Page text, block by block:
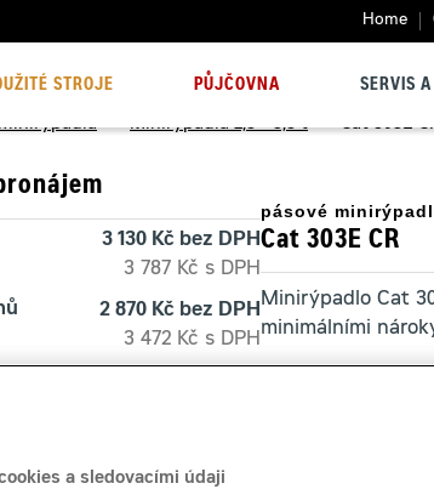
Home
STROJE PŮJČOVNA SERVIS
> Minirýpadla 2,8 - 3,8 t > Cat 303E
3 130 Kč bez DPH
3 787 Kč s DPH
2 870 Kč bez DPH
3 472 Kč s DPH
pásové
Cat 303E CR
Minirýpadlo Cat
minimálními
a sledovacími údaji